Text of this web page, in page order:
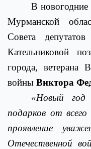
В
Мурманской
Совета
Кательниковой
города, ветерана
войны Виктора
«Новый год
подарков от
проявление
Отечественной